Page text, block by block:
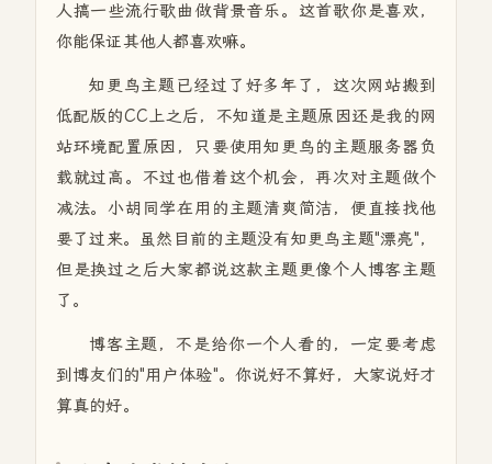
人搞一些流行歌曲做背景音乐。这首歌你是喜欢，
你能保证其他人都喜欢嘛。
知更鸟主题已经过了好多年了，这次网站搬到
低配版的CC上之后，不知道是主题原因还是我的网
站环境配置原因，只要使用知更鸟的主题服务器负
载就过高。不过也借着这个机会，再次对主题做个
减法。小胡同学在用的主题清爽简洁，便直接找他
要了过来。虽然目前的主题没有知更鸟主题"漂亮"，
但是换过之后大家都说这款主题更像个人博客主题
了。
博客主题，不是给你一个人看的，一定要考虑
到博友们的"用户体验"。你说好不算好，大家说好才
算真的好。